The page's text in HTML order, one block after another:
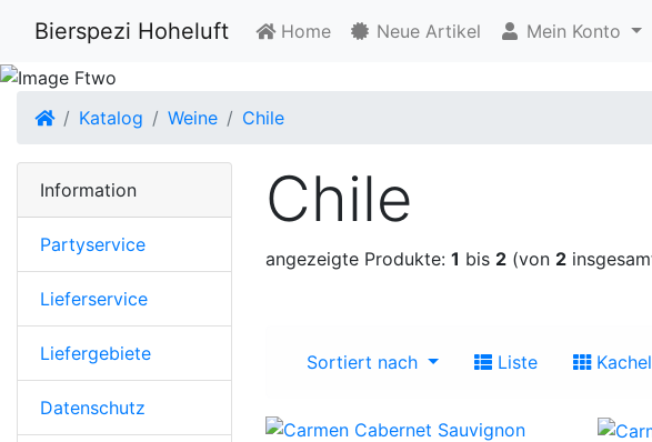
Bierspezi Hoheluft Home Neue Artikel Mein Konto
Startseite
Katalog Weine Chile
Chile
angezeigte Produkte: 1 bis 2 (von 2
Sortiert nach Liste
Information
Partyservice
Lieferservice
Liefergebiete
Datenschutz